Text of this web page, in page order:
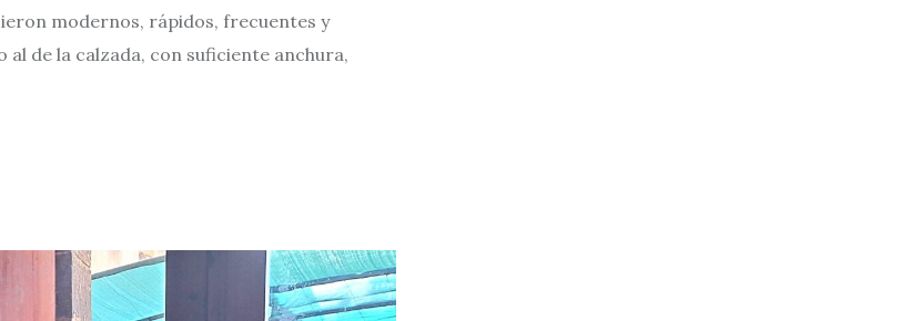
modernos, rápidos, frecuentes y
de la calzada, con suficiente anchura,